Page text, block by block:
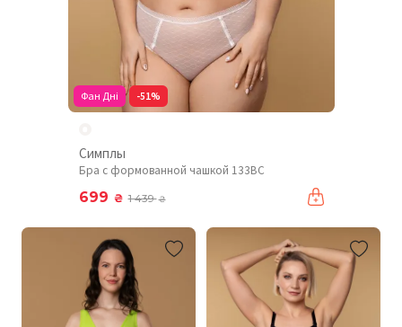
Фан Дні -51%
Симплы
Бра с формованной чашкой 133BC
699 ₴ 1 439₴